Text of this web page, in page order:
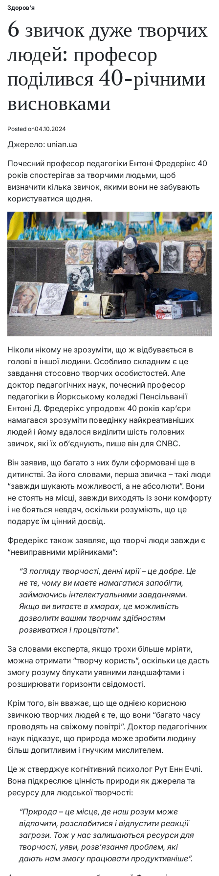
Posted
Здоров'я
6 звичок дуже творчих
людей: професор
поділився 40-річними
висновками
Posted on04.10.2024
Джерело: unian.ua
Почесний професор педагогіки Ентоні Фредерікс 40
років спостерігав за творчими людьми, щоб
визначити кілька звичок, якими вони не забувають
користуватися щодня.
Ніколи нікому не зрозуміти, що ж відбувається в
голові в іншої людини. Особливо складним є це
завдання стосовно творчих особистостей. Але
доктор педагогічних наук, почесний професор
педагогіки в Йоркському коледжі Пенсільванії
Ентоні Д. Фредерікс упродовж 40 років кар’єри
намагався зрозуміти поведінку найкреативніших
людей і йому вдалося виділити шість головних
звичок, які їх об’єднують, пише він для CNBC.
Він заявив, що багато з них були сформовані ще в
дитинстві. За його словами, перша звичка – такі люди
“завжди шукають можливості, а не абсолюти”. Вони
не стоять на місці, завжди виходять із зони комфорту
і не бояться невдач, оскільки розуміють, що це
подарує їм цінний досвід.
Фредерікс також заявляє, що творчі люди завжди є
“невиправними мрійниками”:
“З погляду творчості, денні мрії – це добре. Це
не те, чому ви маєте намагатися запобігти,
займаючись інтелектуальними завданнями.
Якщо ви витаєте в хмарах, це можливість
дозволити вашим творчим здібностям
розвиватися і процвітати”.
За словами експерта, якщо трохи більше мріяти,
можна отримати “творчу користь”, оскільки це дасть
змогу розуму блукати уявними ландшафтами і
розширювати горизонти свідомості.
Крім того, він вважає, що ще однією корисною
звичкою творчих людей є те, що вони “багато часу
проводять на свіжому повітрі”. Доктор педагогічних
наук підказує, що природа може зробити людину
більш допитливим і гнучким мислителем.
Це ж стверджує когнітивний психолог Рут Енн Ечлі.
Вона підкреслює цінність природи як джерела та
ресурсу для людської творчості:
“Природа – це місце, де наш розум може
відпочити, розслабитися і відпустити реакції
загрози. Тож у нас залишаються ресурси для
творчості, уяви, розв’язання проблем, які
дають нам змогу працювати продуктивніше”.